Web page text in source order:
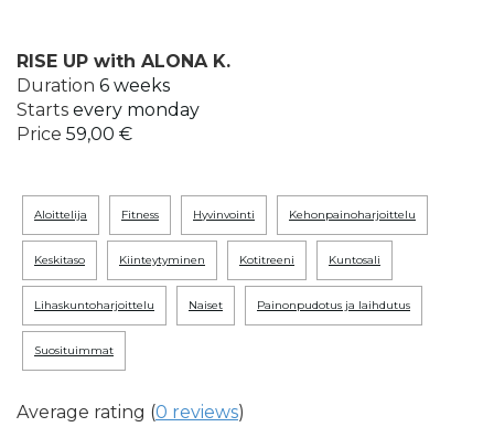
RISE UP with ALONA K.
Duration 6 weeks
Starts every monday
Price 59,00 €
aloittelija fitness hyvinvointi kehonpainoharjoittelu
keskitaso kiinteytyminen kotitreeni kuntosali
lihaskuntoharjoittelu naiset painonpudotus ja laihdutus
suosituimmat
Average rating (0 reviews)